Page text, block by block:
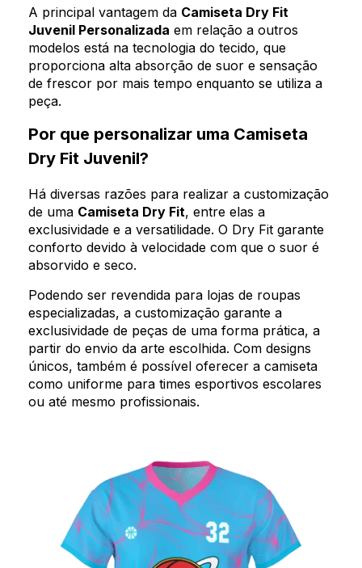
A principal vantagem da Camiseta Dry Fit
Juvenil Personalizada em relação a outros
modelos está na tecnologia do tecido, que
proporciona alta absorção de suor e sensação
de frescor por mais tempo enquanto se utiliza a
peça.
Por que personalizar uma Camiseta
Dry Fit Juvenil?
Há diversas razões para realizar a customização
de uma Camiseta Dry Fit, entre elas a
exclusividade e a versatilidade. O Dry Fit garante
conforto devido à velocidade com que o suor é
absorvido e seco.
Podendo ser revendida para lojas de roupas
especializadas, a customização garante a
exclusividade de peças de uma forma prática, a
partir do envio da arte escolhida. Com designs
únicos, também é possível oferecer a camiseta
como uniforme para times esportivos escolares
ou até mesmo profissionais.